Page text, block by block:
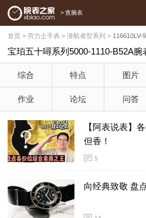
> 查腕表
首页 > 劳力士手表 > 潜航者型系列 > 116610LV-
宝珀五十噚系列5000-1110-B52A腕
综合 特点 图片
作业 论坛 问答
【阿表说表】
但香！
5
向经典致敬 盘